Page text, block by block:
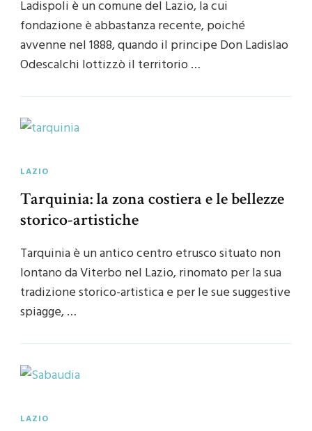
Ladispoli è un comune del Lazio, la cui
fondazione è abbastanza recente, poiché
avvenne nel 1888, quando il principe Don Ladislao
Odescalchi lottizzò il territorio …
LAZIO
Tarquinia: la zona costiera e le bellezze
storico-artistiche
Tarquinia è un antico centro etrusco situato non
lontano da Viterbo nel Lazio, rinomato per la sua
tradizione storico-artistica e per le sue suggestive
spiagge, …
LAZIO